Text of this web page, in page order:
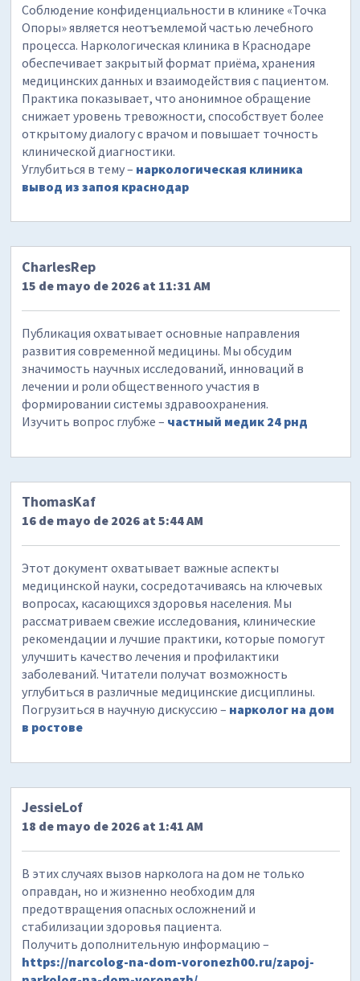
Соблюдение конфиденциальности в клинике «Точка
Опоры» является неотъемлемой частью лечебного
процесса. Наркологическая клиника в Краснодаре
обеспечивает закрытый формат приёма, хранения
медицинских данных и взаимодействия с пациентом.
Практика показывает, что анонимное обращение
снижает уровень тревожности, способствует более
открытому диалогу с врачом и повышает точность
клинической диагностики.
Углубиться в тему – наркологическая клиника
вывод из запоя краснодар
CharlesRep
15 de mayo de 2026 at 11:31 AM
Публикация охватывает основные направления
развития современной медицины. Мы обсудим
значимость научных исследований, инноваций в
лечении и роли общественного участия в
формировании системы здравоохранения.
Изучить вопрос глубже – частный медик 24 рнд
ThomasKaf
16 de mayo de 2026 at 5:44 AM
Этот документ охватывает важные аспекты
медицинской науки, сосредотачиваясь на ключевых
вопросах, касающихся здоровья населения. Мы
рассматриваем свежие исследования, клинические
рекомендации и лучшие практики, которые помогут
улучшить качество лечения и профилактики
заболеваний. Читатели получат возможность
углубиться в различные медицинские дисциплины.
Погрузиться в научную дискуссию – нарколог на дом
в ростове
JessieLof
18 de mayo de 2026 at 1:41 AM
В этих случаях вызов нарколога на дом не только
оправдан, но и жизненно необходим для
предотвращения опасных осложнений и
стабилизации здоровья пациента.
Получить дополнительную информацию –
https://narcolog-na-dom-voronezh00.ru/zapoj-